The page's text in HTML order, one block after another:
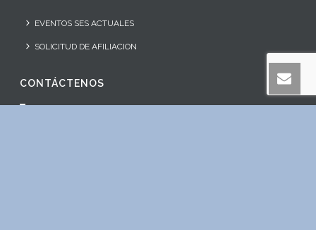
EVENTOS SES ACTUALES
SOLICITUD DE AFILIACION
CONTÁCTENOS